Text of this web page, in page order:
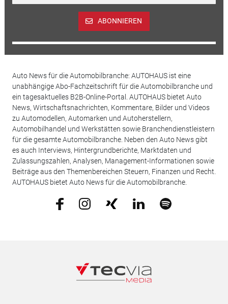
ABONNIEREN
Auto News für die Automobilbranche: AUTOHAUS ist eine
unabhängige Abo-Fachzeitschrift für die Automobilbranche und
ein tagesaktuelles B2B-Online-Portal. AUTOHAUS bietet Auto
News, Wirtschaftsnachrichten, Kommentare, Bilder und Videos
zu Automodellen, Automarken und Autoherstellern,
Automobilhandel und Werkstätten sowie Branchendienstleistern
für die gesamte Automobilbranche. Neben den Auto News gibt
es auch Interviews, Hintergrundberichte, Marktdaten und
Zulassungszahlen, Analysen, Management-Informationen sowie
Beiträge aus den Themenbereichen Steuern, Finanzen und Recht.
AUTOHAUS bietet Auto News für die Automobilbranche.